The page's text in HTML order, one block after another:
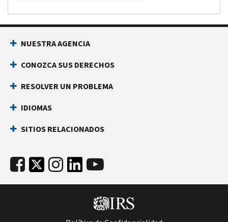
NUESTRA AGENCIA
CONOZCA SUS DERECHOS
RESOLVER UN PROBLEMA
IDIOMAS
SITIOS RELACIONADOS